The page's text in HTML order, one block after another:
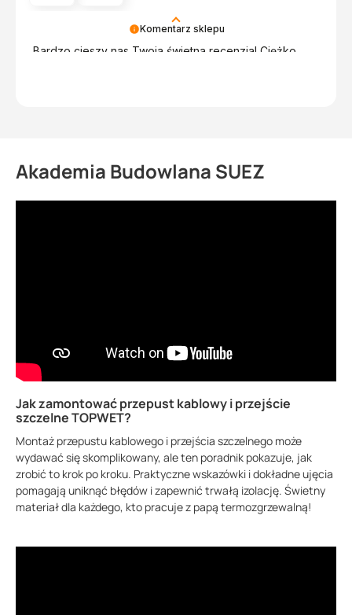
Komentarz sklepu
Bardzo cieszy nas Twoja świetna recenzja! Ciężko
Akademia Budowlana SUEZ
Jak zamontować przepust kablowy i przejście
szczelne TOPWET?
Montaż przepustu kablowego i przejścia szczelnego może
wydawać się skomplikowany, ale ten poradnik pokazuje, jak
zrobić to krok po kroku. Praktyczne wskazówki i dokładne ujęcia
pomagają uniknąć błędów i zapewnić trwałą izolację. Świetny
materiał dla każdego, kto pracuje z papą termozgrzewalną!